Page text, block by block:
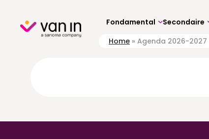
content Fondamental Secondaire
Home » Agenda 2026-2027